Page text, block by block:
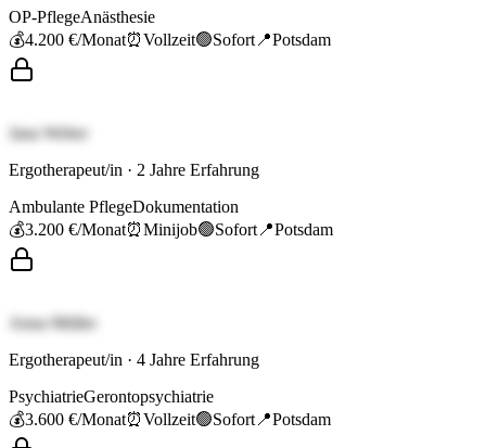
OP-PflegeAnästhesie
💰4.200 €/Monat⏰Vollzeit🟢Sofort 📍Potsdam
Jana Weber
Ergotherapeut/in · 2 Jahre Erfahrung
Ambulante PflegeDokumentation
💰3.200 €/Monat⏰Minijob🟢Sofort 📍Potsdam
Anna Müller
Ergotherapeut/in · 4 Jahre Erfahrung
PsychiatrieGerontopsychiatrie
💰3.600 €/Monat⏰Vollzeit🟢Sofort 📍Potsdam